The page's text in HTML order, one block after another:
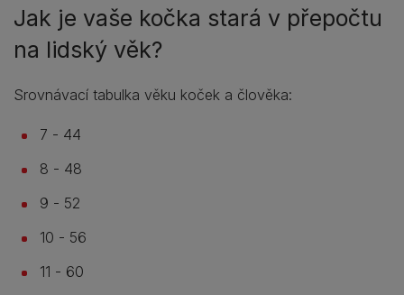
Jak je vaše kočka stará v přepočtu
na lidský věk?
Srovnávací tabulka věku koček a člověka:
7 - 44
8 - 48
9 - 52
10 - 56
11 - 60